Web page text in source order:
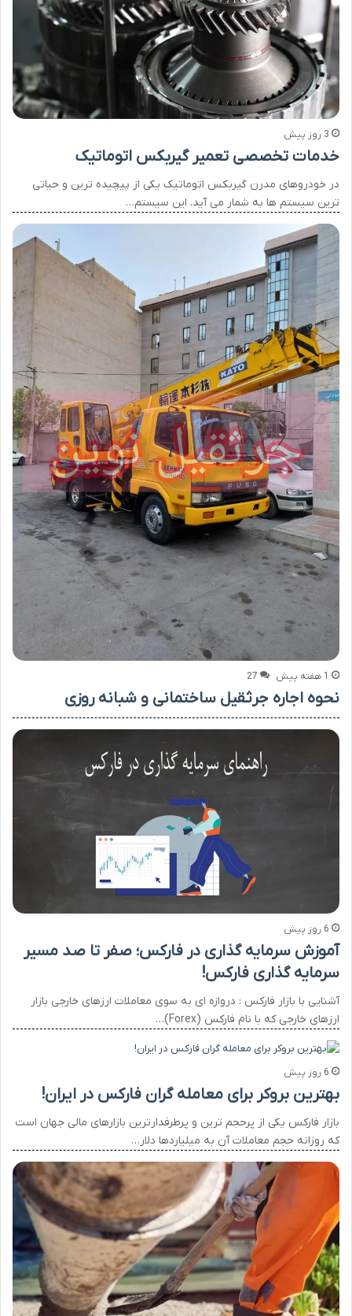
3 روز پیش
خدمات تخصصی تعمیر گیربکس اتوماتیک
در خودروهای مدرن گیربکس اتوماتیک یکی از پیچیده ترین و حیاتی
ترین سیستم ها به شمار می آید. این سیستم…
1 هفته پیش 27
نحوه اجاره جرثقیل ساختمانی و شبانه روزی
6 روز پیش
آموزش سرمایه گذاری در فارکس؛ صفر تا صد مسیر
سرمایه گذاری فارکس!
آشنایی با بازار فارکس : دروازه ای به سوی معاملات ارزهای خارجی بازار
ارزهای خارجی که با نام فارکس (Forex)…
6 روز پیش
بهترین بروکر برای معامله گران فارکس در ایران!
بازار فارکس یکی از پرحجم ترین و پرطرفدارترین بازارهای مالی جهان است
که روزانه حجم معاملات آن به میلیاردها دلار…